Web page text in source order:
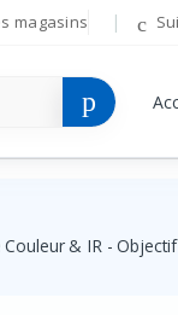
magasins
& IR -